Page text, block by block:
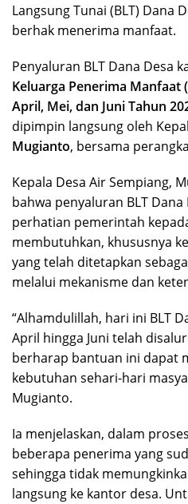
Langsung Tunai (BLT) Dana
berhak menerima manfaat.
Penyaluran BLT Dana Desa
Keluarga Penerima Manfaat
April, Mei, dan Juni Tahun
dipimpin langsung oleh
Mugianto, bersama
Kepala Desa Air Sempiang,
bahwa penyaluran BLT
perhatian pemerintah
membutuhkan, khususnya
yang telah ditetapkan
melalui mekanisme dan
“Alhamdulillah, hari ini BLT
April hingga Juni telah
berharap bantuan ini dapat
kebutuhan sehari-hari
Mugianto.
Ia menjelaskan, dalam
beberapa penerima yang
sehingga tidak
langsung ke kantor desa.